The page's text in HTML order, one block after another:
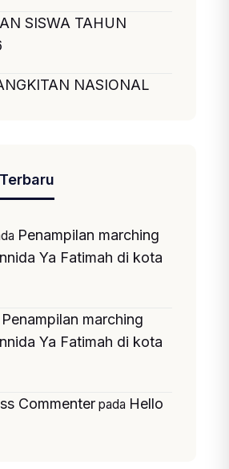
SISWA TAHUN
NASIONAL
Penampilan marching
Ya Fatimah di kota
Penampilan marching
Ya Fatimah di kota
Commenter pada Hello